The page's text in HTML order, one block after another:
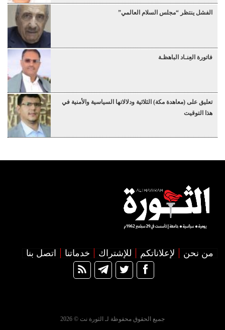
الفشل ينتظر “مجلس السلام العالمي”
فاتورة العِنـاد الباهظـة
تعليق على (معاهدة مكة) الثلاثية ودلالاتها السياسية والأمنية في
هذا التوقيت
من نحن لإعلاناتكم للإشتراك خدماتنا اتصل بنا
جميع الحقوق محفوظة لـ الثورة نت © 2026